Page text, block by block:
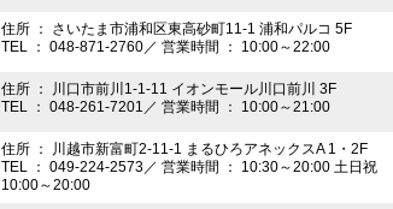
住所 ： さいたま市浦和区東高砂町11-1 浦和パルコ 5F
TEL ： 048-871-2760／ 営業時間 ： 10:00～22:00
住所 ： 川口市前川1-1-11 イオンモール川口前川 3F
TEL ： 048-261-7201／ 営業時間 ： 10:00～21:00
住所 ： 川越市新富町2-11-1 まるひろアネックスA 1・2F
TEL ： 049-224-2573／ 営業時間 ： 10:30～20:00 土日祝
10:00～20:00